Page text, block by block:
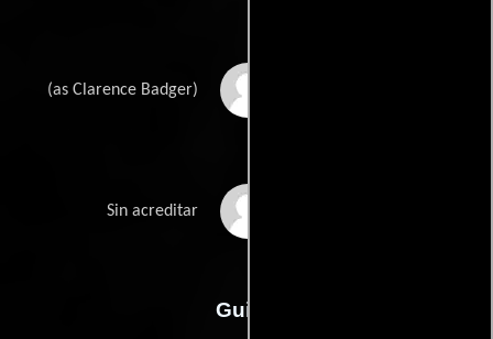
(as Clarence Badger)
Sin acreditar
Guión